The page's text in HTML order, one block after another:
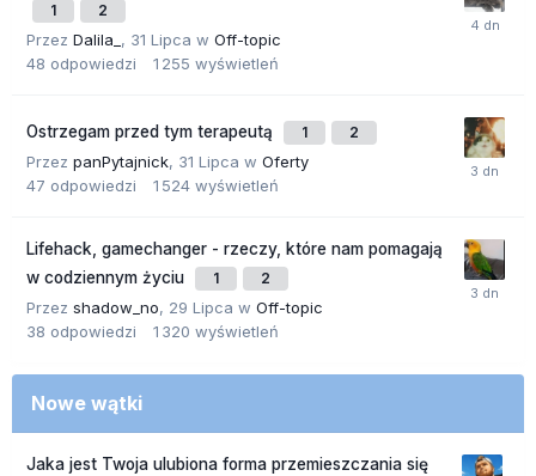
1 2
Przez Dalila_ , 31 Lipca w Off-topic
48 odpowiedzi 1 255 wyświetleń
Ostrzegam przed tym terapeutą 1 2
Przez panPytajnick, 31 Lipca w Oferty
47 odpowiedzi 1 524 wyświetleń
Lifehack, gamechanger - rzeczy, które nam pomagają
w codziennym życiu
1 2
Przez shadow_no, 29 Lipca w Off-topic
38 odpowiedzi 1 320 wyświetleń
Nowe wątki
Jaka jest Twoja ulubiona forma przemieszczania się